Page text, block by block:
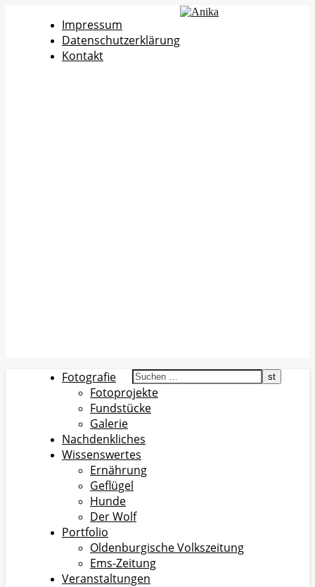
Impressum
Datenschutzerklärung
Kontakt
Fotografie
Fotoprojekte
Fundstücke
Galerie
Nachdenkliches
Wissenswertes
Ernährung
Geflügel
Hunde
Der Wolf
Portfolio
Oldenburgische Volkszeitung
Ems-Zeitung
Veranstaltungen